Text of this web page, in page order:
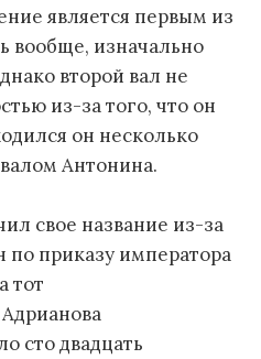
является первым из
вообще, изначально
второй вал не
из-за того, что он
он несколько
Антонина.
свое название из-за
по приказу императора
тот
сто двадцать